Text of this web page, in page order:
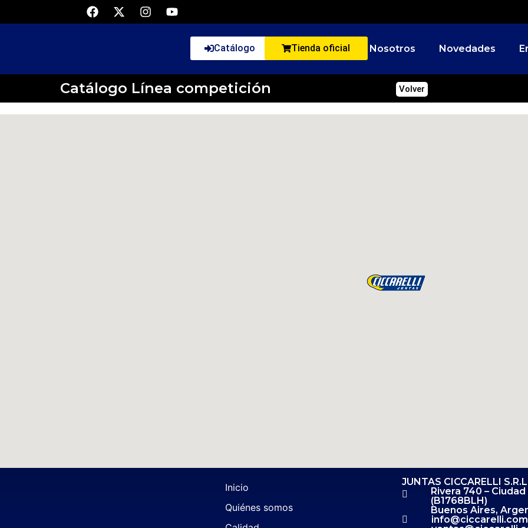
Catálogo Tienda oficial Nosotros Novedades
Catálogo Línea competición Volver
Inicio
Quiénes somos
JUNTAS CICCARELLI S.R.L
Rivera 740 –
(B1768BLH)
Buenos Aires,